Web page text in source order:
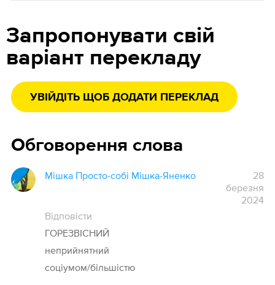
Запропонувати свій
варіант перекладу
УВІЙДІТЬ ЩОБ ДОДАТИ ПЕРЕКЛАД
Обговорення слова
Мішка Просто-собі Мішка-Яненко
28
березня
2024
Відповісти
ГОРЕЗВІСНИЙ
неприйнятний
соціумом/більшістю